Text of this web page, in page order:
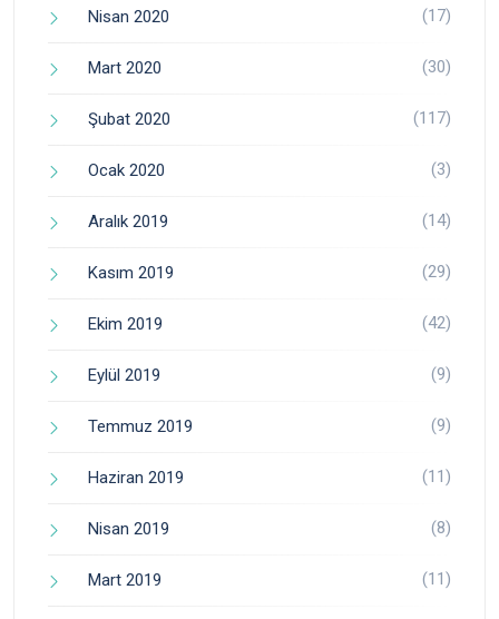
Nisan 2020 (17)
Mart 2020 (30)
Şubat 2020 (117)
Ocak 2020 (3)
Aralık 2019 (14)
Kasım 2019 (29)
Ekim 2019 (42)
Eylül 2019 (9)
Temmuz 2019 (9)
Haziran 2019 (11)
Nisan 2019 (8)
Mart 2019 (11)